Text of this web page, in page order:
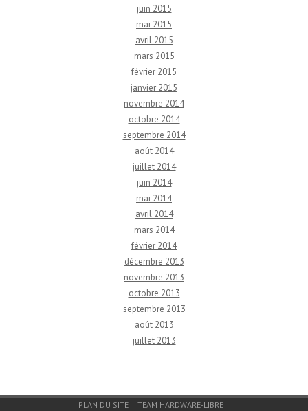
juin 2015
mai 2015
avril 2015
mars 2015
février 2015
janvier 2015
novembre 2014
octobre 2014
septembre 2014
août 2014
juillet 2014
juin 2014
mai 2014
avril 2014
mars 2014
février 2014
décembre 2013
novembre 2013
octobre 2013
septembre 2013
août 2013
juillet 2013
Menu du bas de pagePLAN DU SITE TEAM HARDWARE-LIBRE